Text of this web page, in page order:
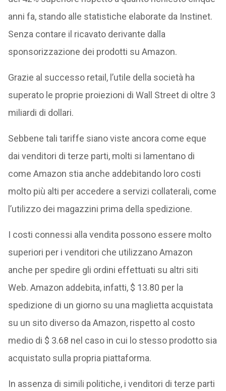
anni fa, stando alle statistiche elaborate da Instinet.
Senza contare il ricavato derivante dalla
sponsorizzazione dei prodotti su Amazon.
Grazie al successo retail, l’utile della società ha
superato le proprie proiezioni di Wall Street di oltre 3
miliardi di dollari.
Sebbene tali tariffe siano viste ancora come eque
dai venditori di terze parti, molti si lamentano di
come Amazon stia anche addebitando loro costi
molto più alti per accedere a servizi collaterali, come
l’utilizzo dei magazzini prima della spedizione.
I costi connessi alla vendita possono essere molto
superiori per i venditori che utilizzano Amazon
anche per spedire gli ordini effettuati su altri siti
Web. Amazon addebita, infatti, $ 13.80 per la
spedizione di un giorno su una maglietta acquistata
su un sito diverso da Amazon, rispetto al costo
medio di $ 3.68 nel caso in cui lo stesso prodotto sia
acquistato sulla propria piattaforma.
In assenza di simili politiche, i venditori di terze parti